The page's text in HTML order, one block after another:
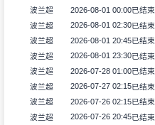
波兰超
2026-08-01 00:00已结束
波兰超
2026-08-01 02:30已结束
波兰超
2026-08-01 20:45已结束
波兰超
2026-08-01 23:30已结束
波兰超
2026-07-28 01:00已结束
波兰超
2026-07-27 02:15已结束
波兰超
2026-07-26 02:15已结束
波兰超
2026-07-26 20:45已结束